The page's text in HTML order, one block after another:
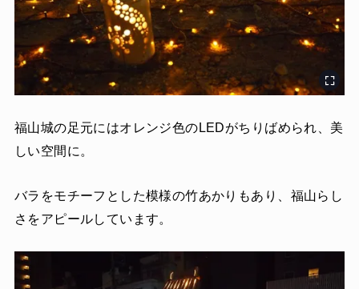
福山城の足元にはオレンジ色のLEDがちりばめられ、美
しい空間に。
バラをモチーフとした模様の竹あかりもあり、福山らし
さをアピールしています。